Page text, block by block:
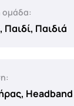
ομάδα:
Παιδί, Παιδιά
Headband